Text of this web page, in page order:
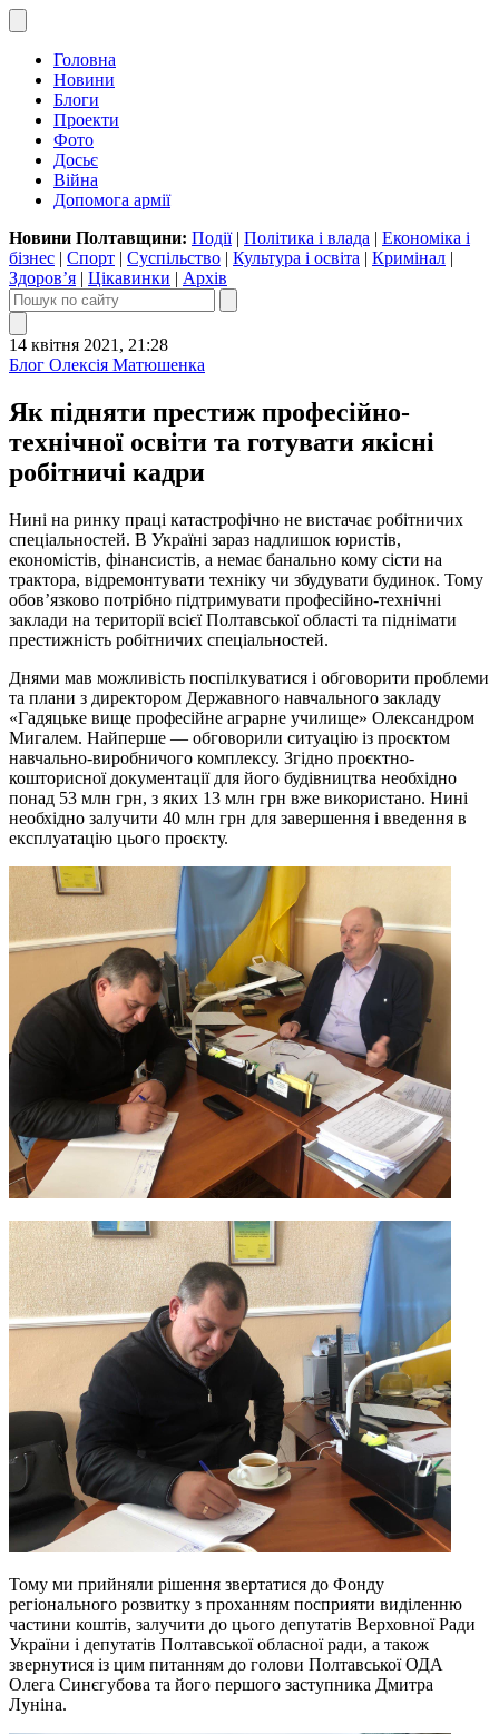
Головна
Новини
Блоги
Проекти
Фото
Досьє
Війна
Допомога армії
Новини Полтавщини: Події| Політика і влада | Економіка і
бізнес | Спорт | Суспільство | Культура і освіта | Кримінал |
Здоров’я | Цікавинки | Архів
14 квітня 2021, 21:28
Блог Олексія Матюшенка
Як підняти престиж професійно-
технічної освіти та готувати якісні
робітничі кадри
Нині на ринку праці катастрофічно не вистачає робітничих
спеціальностей. В Україні зараз надлишок юристів,
економістів, фінансистів, а немає банально кому сісти на
трактора, відремонтувати техніку чи збудувати будинок. Тому
обов’язково потрібно підтримувати професійно-технічні
заклади на території всієї Полтавської області та піднімати
престижність робітничих спеціальностей.
Днями мав можливість поспілкуватися і обговорити проблеми
та плани з директором Державного навчального закладу
«Гадяцьке вище професійне аграрне училище» Олександром
Мигалем. Найперше — обговорили ситуацію із проєктом
навчально-виробничого комплексу. Згідно проєктно-
кошторисної документації для його будівництва необхідно
понад 53 млн грн, з яких 13 млн грн вже використано. Нині
необхідно залучити 40 млн грн для завершення і введення в
експлуатацію цього проєкту.
Тому ми прийняли рішення звертатися до Фонду
регіонального розвитку з проханням посприяти виділенню
частини коштів, залучити до цього депутатів Верховної Ради
України і депутатів Полтавської обласної ради, а також
звернутися із цим питанням до голови Полтавської ОДА
Олега Синєгубова та його першого заступника Дмитра
Луніна.